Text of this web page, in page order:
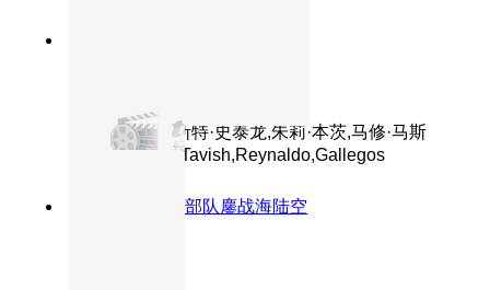
主演：西尔维斯特·史泰龙,朱莉·本茨,马修·马斯
登,Graham,McTavish,Reynaldo,Gallegos
特种部队鏖战海陆空